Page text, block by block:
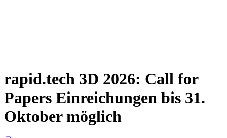
rapid.tech 3D 2026: Call for
Papers Einreichungen bis 31.
Oktober möglich